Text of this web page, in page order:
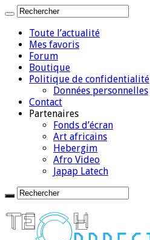
Toute l’actualité
Mes favoris
Forum
Boutique
Politique de confidentialité
Données personnelles
Contact
Partenaires
Fonds d’écran
Art africains
Hebergim
Afro Video
Japap Latech